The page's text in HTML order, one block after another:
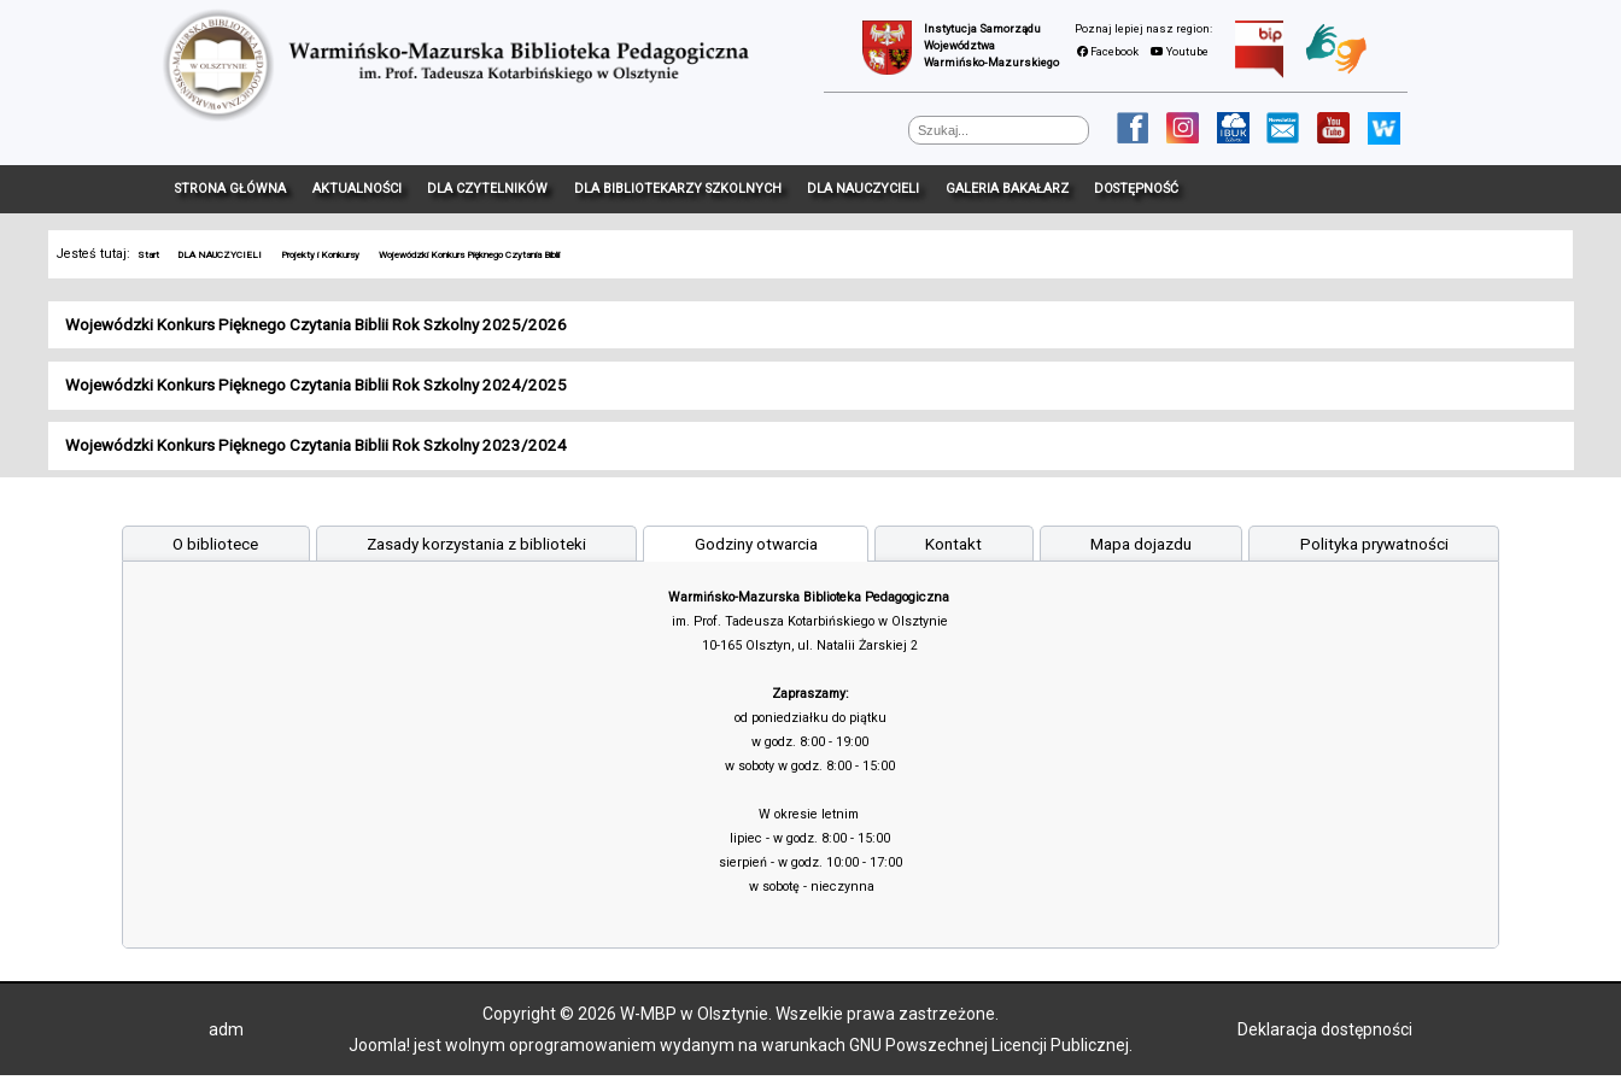
Instytucja Samorządu
Województwa
Warmińsko-Mazurskiego
Facebook Youtube
STRONA GŁÓWNA AKTUALNOŚCI DLA CZYTELNIKÓW DLA BIBLIOTEKARZY SZKOLNYCH DLA NAUCZYCIELI GALERIA BAKAŁARZ DOSTĘPNOŚĆ
Jesteś tutaj: Start DLA NAUCZYCIELI Projekty i Konkursy Wojewódzki Konkurs Pięknego Czytania Biblii
Wojewódzki Konkurs Pięknego Czytania Biblii Rok Szkolny 2025/2026
Wojewódzki Konkurs Pięknego Czytania Biblii Rok Szkolny 2024/2025
Wojewódzki Konkurs Pięknego Czytania Biblii Rok Szkolny 2023/2024
O bibliotece Zasady korzystania z biblioteki Godziny otwarcia Kontakt Mapa dojazdu Polityka prywatności
Warmińsko-Mazurska Biblioteka Pedagogiczna
im. Prof. Tadeusza Kotarbińskiego w Olsztynie
10-165 Olsztyn, ul. Natalii Żarskiej 2
Zapraszamy:
od poniedziałku do piątku
w godz. 8:00 - 19:00
w soboty w godz. 8:00 - 15:00
W okresie letnim
lipiec - w godz. 8:00 - 15:00
sierpień - w godz. 10:00 - 17:00
w sobotę - nieczynna
adm
Copyright © 2026 W-MBP w Olsztynie. Wszelkie prawa zastrzeżone.
Joomla! jest wolnym oprogramowaniem wydanym na warunkach GNU Powszechnej Licencji Publicznej.
Deklaracja dostępności